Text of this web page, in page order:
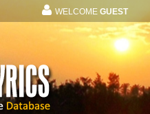
WELCOME GUEST